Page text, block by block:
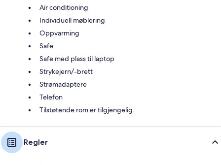
Air conditioning
Individuell møblering
Oppvarming
Safe
Safe med plass til laptop
Strykejern/-brett
Strømadaptere
Telefon
Tilstøtende rom er tilgjengelig
Regler